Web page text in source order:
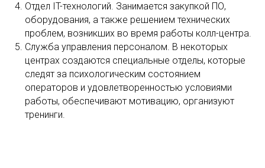
Отдел IT-технологий. Занимается закупкой ПО,
оборудования, а также решением технических
проблем, возникших во время работы колл-центра.
Служба управления персоналом. В некоторых
центрах создаются специальные отделы, которые
следят за психологическим состоянием
операторов и удовлетворенностью условиями
работы, обеспечивают мотивацию, организуют
тренинги.